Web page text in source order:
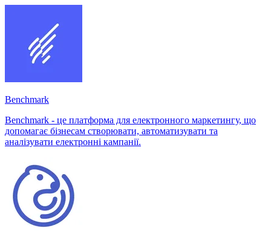
Benchmark
Benchmark - це платформа для електронного маркетингу, що
допомагає бізнесам створювати, автоматизувати та
аналізувати електронні кампанії.